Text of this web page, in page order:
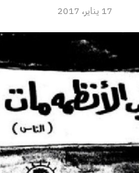
17 يناير، 2017